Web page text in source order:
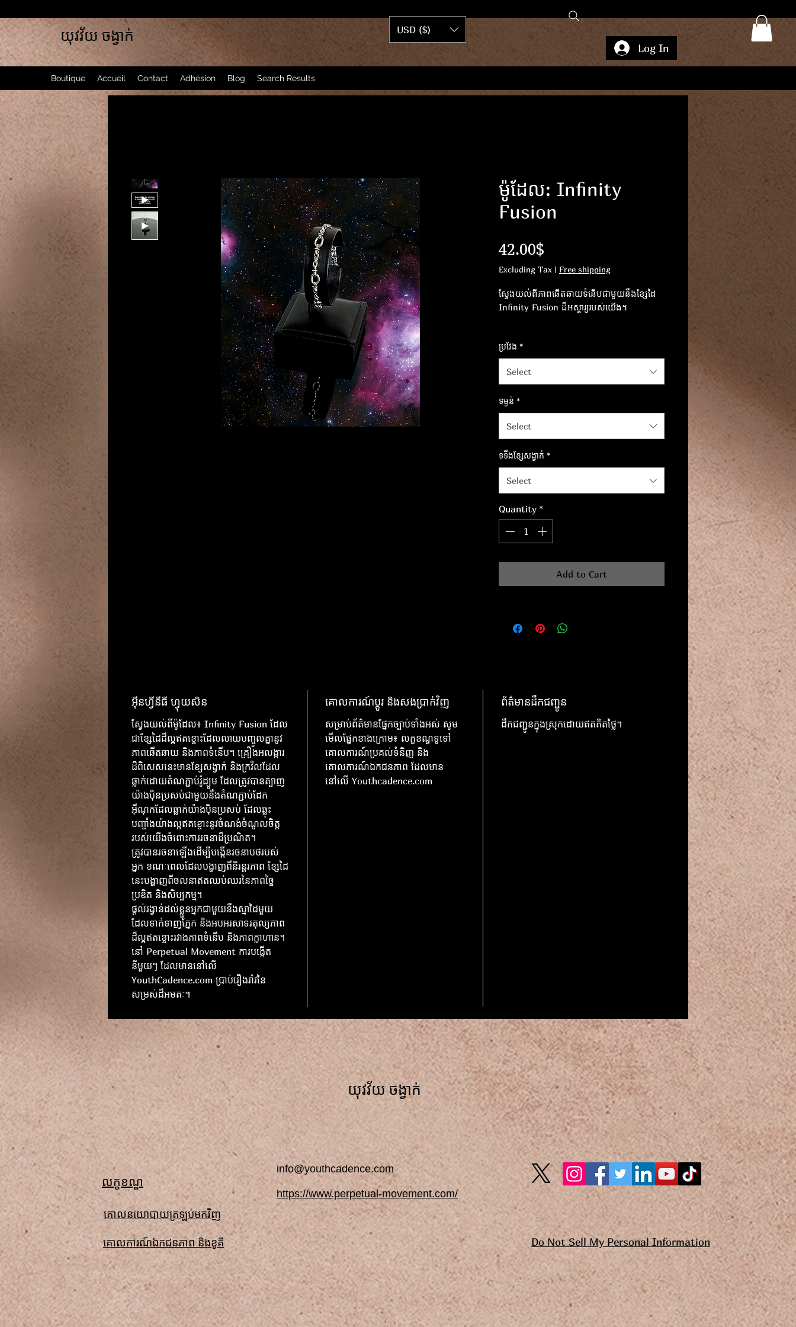
Log In
Boutique Accueil Contact Adhésion Blog Search Results
USD ($)
យុវវ័យ ចង្វាក់
ម៉ូដែល: Infinity
Fusion
42.00$
Excluding Tax | Free shipping
ស្វែងយល់ពីភាពឆើតឆាយទំនើបជាមួយនឹងខ្សែដៃ
Infinity Fusion ដ៏អស្ចារ្យរបស់យើង។
ទាក់ទាញភ្នែក និងអបអរសាទរតុល្យភាពដ៏ល្អឥត
ខ្ចោះរវាងភាពទំនើប និងភាពក្លាហាន។
ប្រវែង *
Select
ទម្ងន់ *
Select
ទទឹងខ្សែសង្វាក់ *
Select
Quantity *
Add to Cart
អ៊ីនហ្វីនីធី ហ្វុយសិន
ស្វែងយល់ពីម៉ូដែល៖ Infinity Fusion ដែល
ជាខ្សែដៃដ៏ល្អឥតខ្ចោះដែលលាយបញ្ចូលគ្នានូវ
ភាពឆើតឆាយ និងភាពទំនើប។ គ្រឿងអលង្ការ
ដ៏ពិសេសនេះមានខ្សែសង្វាក់ និងក្រវិលដែល
ឆ្លាក់ដោយតំណភ្ជាប់រ៉ូដ្យូម ដែលត្រូវបានត្បាញ
យ៉ាងប៉ិនប្រសប់ជាមួយនឹងតំណភ្ជាប់ដែក
អ៊ីណុកដែលឆ្លាក់យ៉ាងប៉ិនប្រសប់ ដែលឆ្លុះ
បញ្ចាំងយ៉ាងល្អឥតខ្ចោះនូវចំណង់ចំណូលចិត្ត
របស់យើងចំពោះការរចនាដ៏ប្រណិត។
ត្រូវបានរចនាឡើងដើម្បីបង្កើនរចនាបថរបស់
អ្នក ខណៈពេលដែលបង្ហាញពីនិរន្តរភាព ខ្សែដៃ
នេះបង្ហាញពីចលនាឥតឈប់ឈរនៃភាពច្នៃ
ប្រឌិត និងសិប្បកម្ម។
ផ្តល់រង្វាន់ដល់ខ្លួនអ្នកជាមួយនឹងស្នាដៃមួយ
ដែលទាក់ទាញភ្នែក និងអបអរសាទរតុល្យភាព
ដ៏ល្អឥតខ្ចោះរវាងភាពទំនើប និងភាពក្លាហាន។
នៅ Perpetual Movement ការបង្កើត
នីមួយៗ ដែលមាននៅលើ
YouthCadence.com ប្រាប់រឿងរ៉ាវនៃ
សម្រស់ដ៏អមតៈ។
គោលការណ៍ប្តូរ និងសងប្រាក់វិញ
សម្រាប់ព័ត៌មានផ្នែកច្បាប់ទាំងអស់ សូម
មើលផ្នែកខាងក្រោម៖ លក្ខខណ្ឌទូទៅ
គោលការណ៍ប្រគល់ទំនិញ និង
គោលការណ៍ឯកជនភាព ដែលមាន
នៅលើ Youthcadence.com
ព័ត៌មានដឹកជញ្ជូន
ដឹកជញ្ជូនក្នុងស្រុកដោយឥតគិតថ្លៃ។
យុវវ័យ ចង្វាក់
លក្ខខណ្ឌ
គោលនយោបាយត្រឡប់មកវិញ
គោលការណ៍ឯកជនភាព និងខូគី
info@youthcadence.com
https://www.perpetual-movement.com/
Do Not Sell My Personal Information